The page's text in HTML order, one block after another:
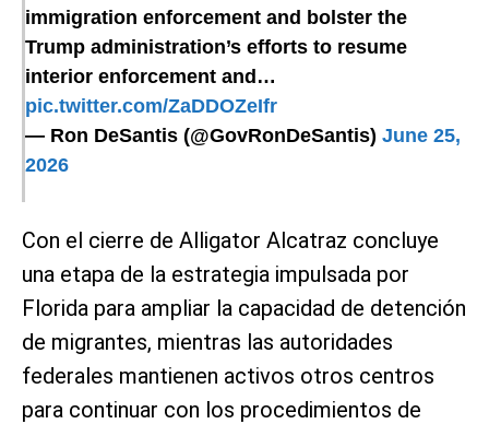
immigration enforcement and bolster the
Trump administration’s efforts to resume
interior enforcement and…
pic.twitter.com/ZaDDOZeIfr
— Ron DeSantis (@GovRonDeSantis) June 25,
2026
Con el cierre de Alligator Alcatraz concluye
una etapa de la estrategia impulsada por
Florida para ampliar la capacidad de detención
de migrantes, mientras las autoridades
federales mantienen activos otros centros
para continuar con los procedimientos de